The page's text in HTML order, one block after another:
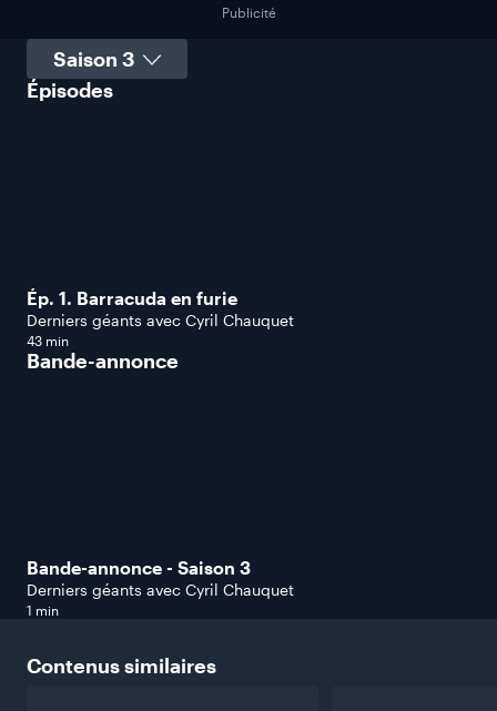
Publicité
Sélectionner une saison
Épisodes
Ép. 1. Barracuda en furie
Derniers géants avec Cyril Chauquet
43 min
Bande-annonce
Bande-annonce - Saison 3
Derniers géants avec Cyril Chauquet
1 min
Contenussimilaires